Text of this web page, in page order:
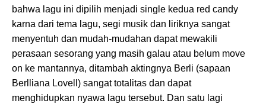
bahwa lagu ini dipilih menjadi single kedua red candy
karna dari tema lagu, segi musik dan liriknya sangat
menyentuh dan mudah-mudahan dapat mewakili
perasaan sesorang yang masih galau atau belum move
on ke mantannya, ditambah aktingnya Berli (sapaan
Berlliana Lovell) sangat totalitas dan dapat
menghidupkan nyawa lagu tersebut. Dan satu lagi